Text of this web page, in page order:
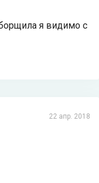
я видимо с
22 апр. 2018